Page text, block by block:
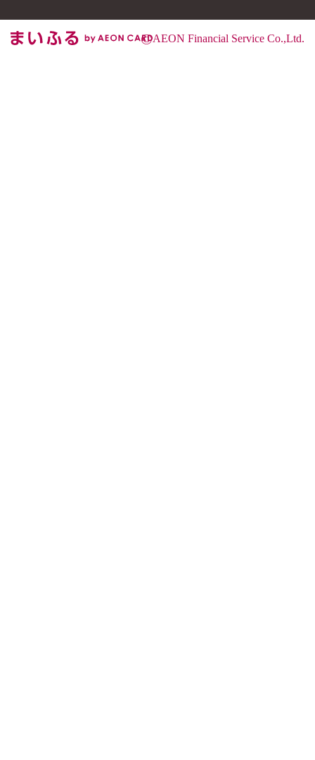
©AEON Financial Service Co.,Ltd.